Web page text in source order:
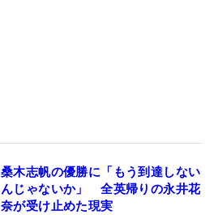
桑木志帆の優勝に「もう到達しない
んじゃないか」 全英帰りの永井花
奈が受け止めた現実